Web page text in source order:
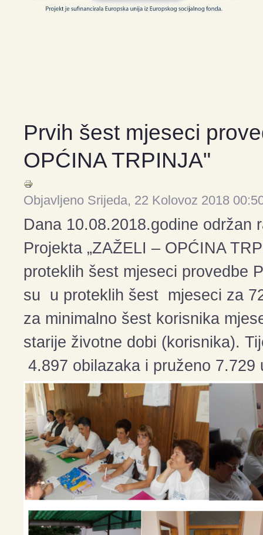
Prvih šest mjeseci
OPĆINA TRPINJA"
Objavljeno Srijeda, 22 Kolovoz 2018
Dana 10.08.2018.godine održan
Projekta „ZAŽELI – OPĆINA
proteklih šest mjeseci provedbe
su u proteklih šest mjeseci za
za minimalno šest korisnika
starije životne dobi (korisnika).
4.897 obilazaka i pruženo 7.729